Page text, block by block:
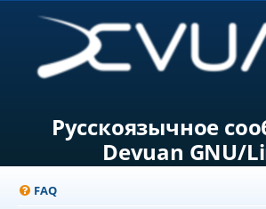
Русскоязычное
Devuan GNU/
FAQ